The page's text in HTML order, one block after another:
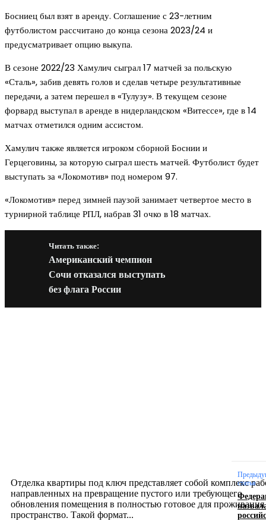
Босниец был взят в аренду. Соглашение с 23-летним
футболистом рассчитано до конца сезона 2023/24 и
предусматривает опцию выкупа.
В сезоне 2022/23 Хамулич сыграл 17 матчей за польскую
«Сталь», забив девять голов и сделав четыре результативные
передачи, а затем перешел в «Тулузу». В текущем сезоне
форвард выступал в аренде в нидерландском «Витессе», где в 14
матчах отметился одним ассистом.
Хамулич также является игроком сборной Боснии и
Герцеговины, за которую сыграл шесть матчей. Футболист будет
выступать за «Локомотив» под номером 97.
«Локомотив» перед зимней паузой занимает четвертое место в
турнирной таблице РПЛ, набрав 31 очко в 18 матчах.
Читать также:
Американский чемпион
Сочи отказался выступать
без флага России
Отделка квартиры под ключ представляет собой комплекс
направленных на превращение пустого или требующего
обновления помещения в полностью готовое для проживания
пространство. Такой формат...
статья